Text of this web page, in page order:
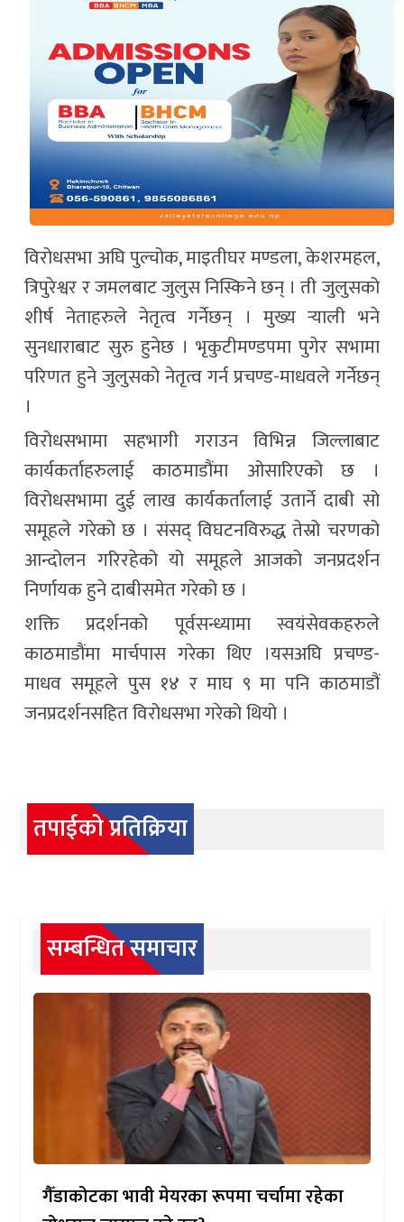
विरोधसभा अघि पुल्चोक, माइतीघर मण्डला, केशरमहल,
त्रिपुरेश्वर र जमलबाट जुलुस निस्किने छन् । ती जुलुसको
शीर्ष नेताहरुले नेतृत्व गर्नेछन् । मुख्य र्‍याली भने
सुनधाराबाट सुरु हुनेछ । भृकुटीमण्डपमा पुगेर सभामा
परिणत हुने जुलुसको नेतृत्व गर्न प्रचण्ड-माधवले गर्नेछन्
।
विरोधसभामा सहभागी गराउन विभिन्न जिल्लाबाट
कार्यकर्ताहरुलाई काठमाडौंमा ओसारिएको छ ।
विरोधसभामा दुई लाख कार्यकर्तालाई उतार्ने दाबी सो
समूहले गरेको छ । संसद् विघटनविरुद्ध तेस्रो चरणको
आन्दोलन गरिरहेको यो समूहले आजको जनप्रदर्शन
निर्णायक हुने दाबीसमेत गरेको छ ।
शक्ति प्रदर्शनको पूर्वसन्ध्यामा स्वयंसेवकहरुले
काठमाडौंमा मार्चपास गरेका थिए ।यसअघि प्रचण्ड-
माधव समूहले पुस १४ र माघ ९ मा पनि काठमाडौं
जनप्रदर्शनसहित विरोधसभा गरेको थियो ।
तपाईको प्रतिक्रिया
सम्बन्धित समाचार
गैँडाकोटका भावी मेयरका रूपमा चर्चामा रहेका